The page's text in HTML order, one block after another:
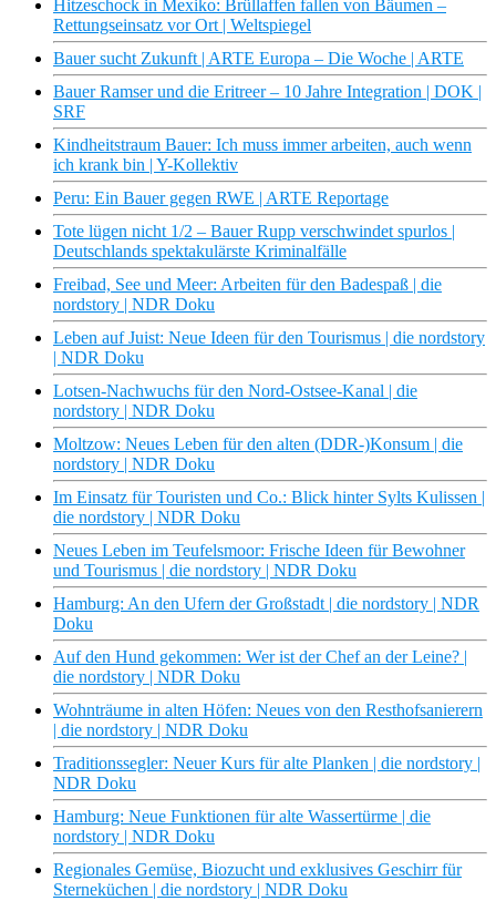
Hitzeschock in Mexiko: Brüllaffen fallen von Bäumen –
Rettungseinsatz vor Ort | Weltspiegel
Bauer sucht Zukunft | ARTE Europa – Die Woche | ARTE
Bauer Ramser und die Eritreer – 10 Jahre Integration | DOK |
SRF
Kindheitstraum Bauer: Ich muss immer arbeiten, auch wenn
ich krank bin | Y-Kollektiv
Peru: Ein Bauer gegen RWE | ARTE Reportage
Tote lügen nicht 1/2 – Bauer Rupp verschwindet spurlos |
Deutschlands spektakulärste Kriminalfälle
Freibad, See und Meer: Arbeiten für den Badespaß | die
nordstory | NDR Doku
Leben auf Juist: Neue Ideen für den Tourismus | die nordstory
| NDR Doku
Lotsen-Nachwuchs für den Nord-Ostsee-Kanal | die
nordstory | NDR Doku
Moltzow: Neues Leben für den alten (DDR-)Konsum | die
nordstory | NDR Doku
Im Einsatz für Touristen und Co.: Blick hinter Sylts Kulissen |
die nordstory | NDR Doku
Neues Leben im Teufelsmoor: Frische Ideen für Bewohner
und Tourismus | die nordstory | NDR Doku
Hamburg: An den Ufern der Großstadt | die nordstory | NDR
Doku
Auf den Hund gekommen: Wer ist der Chef an der Leine? |
die nordstory | NDR Doku
Wohnträume in alten Höfen: Neues von den Resthofsanierern
| die nordstory | NDR Doku
Traditionssegler: Neuer Kurs für alte Planken | die nordstory |
NDR Doku
Hamburg: Neue Funktionen für alte Wassertürme | die
nordstory | NDR Doku
Regionales Gemüse, Biozucht und exklusives Geschirr für
Sterneküchen | die nordstory | NDR Doku